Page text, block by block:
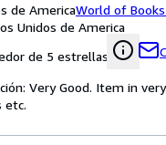
de AmericaWorld of
Unidos de America
de 5 estrellas
Very Good. Item in
etc.